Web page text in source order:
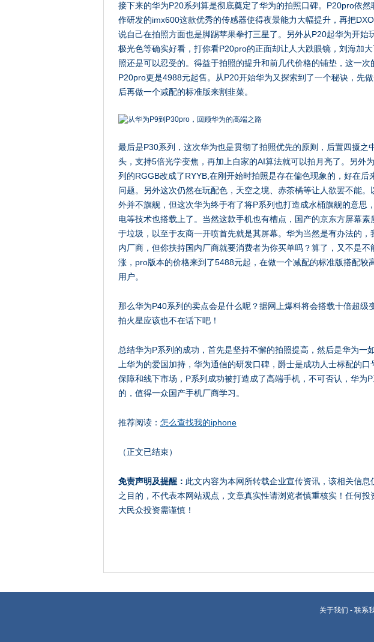
接下来的华为P20系列算是彻底奠定了华为的拍照口碑。P20pro依
作研发的imx600这款优秀的传感器使得夜景能力大幅提升，再把
说自己在拍照方面也是脚踢苹果拳打三星了。另外从P20起华为开始
极光色等确实好看，打你看P20pro的正面却让人大跌眼镜，刘海加
照还是可以忍受的。得益于拍照的提升和前几代价格的铺垫，这一次
P20pro更是4988元起售。从P20开始华为又探索到了一个秘诀，先
后再做一个减配的标准版来割韭菜。
最后是P30系列，这次华为也是贯彻了拍照优先的原则，后置四摄之
头，支持5倍光学变焦，再加上自家的AI算法就可以拍月亮了。另外
列的RGGB改成了RYYB,在刚开始时拍照是存在偏色现象的，好在后
问题。另外这次仍然在玩配色，天空之境、赤茶橘等让人欲罢不能。
外并不旗舰，但这次华为终于有了将P系列也打造成水桶旗舰的意思
电等技术也搭载上了。当然这款手机也有槽点，国产的京东方屏幕素
于垃圾，以至于友商一开喷首先就是其屏幕。华为当然是有办法的，
内厂商，但你扶持国内厂商就要消费者为你买单吗？算了，又不是不
涨，pro版本的价格来到了5488元起，在做一个减配的标准版搭配较
用户。
那么华为P40系列的卖点会是什么呢？据网上爆料将会搭载十倍超级
拍火星应该也不在话下吧！
总结华为P系列的成功，首先是坚持不懈的拍照提高，然后是华为一
上华为的爱国加持，华为通信的研发口碑，爵士是成功人士标配的
保障和线下市场，P系列成功被打造成了高端手机，不可否认，华为
的，值得一众国产手机厂商学习。
推荐阅读： 怎么查找我的iphone
（正文已结束）
免责声明及提醒： 此文内容为本网所转载企业宣传资讯，该相关信息
之目的，不代表本网站观点，文章真实性请浏览者慎重核实！任何
大民众投资需谨慎！
关于我们 - 联系